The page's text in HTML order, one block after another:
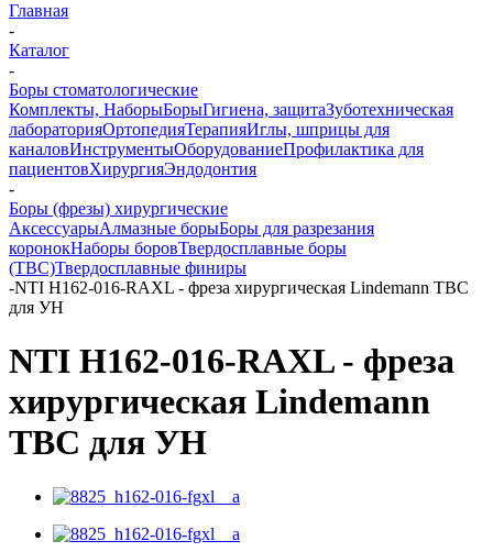
Главная
-
Каталог
-
Боры стоматологические
Комплекты, НаборыБорыГигиена, защитаЗуботехническая
лабораторияОртопедияТерапияИглы, шприцы для
каналовИнструментыОборудованиеПрофилактика для
пациентовХирургияЭндодонтия
-
Боры (фрезы) хирургические
АксессуарыАлмазные борыБоры для разрезания
коронокНаборы боровТвердосплавные боры
(ТВС)Твердосплавные финиры
-NTI H162-016-RAXL - фреза хирургическая Lindemann ТВС
для УН
NTI H162-016-RAXL - фреза
хирургическая Lindemann
ТВС для УН